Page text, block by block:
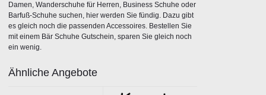
Damen, Wanderschuhe für Herren, Business Schuhe oder
Barfuß-Schuhe suchen, hier werden Sie fündig. Dazu gibt
es gleich noch die passenden Accessoires. Bestellen Sie
mit einem Bär Schuhe Gutschein, sparen Sie gleich noch
ein wenig.
Ähnliche Angebote